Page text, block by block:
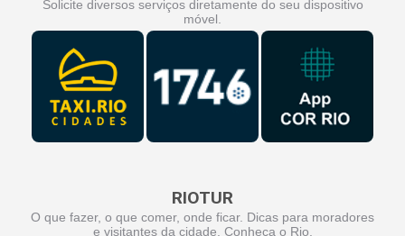
Solicite diversos serviços diretamente do seu dispositivo
móvel.
RIOTUR
O que fazer, o que comer, onde ficar. Dicas para moradores
e visitantes da cidade. Conheça o Rio.